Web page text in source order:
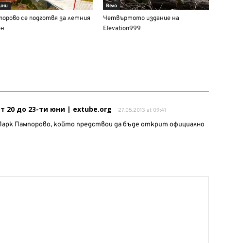
се подготвя за летния
Вело
Четвъртото издание на
Elevation999
20 до 23-ти юни | extube.org 27.05.2013 at 09:41
Пампорово, който предствои да бъде открит официално